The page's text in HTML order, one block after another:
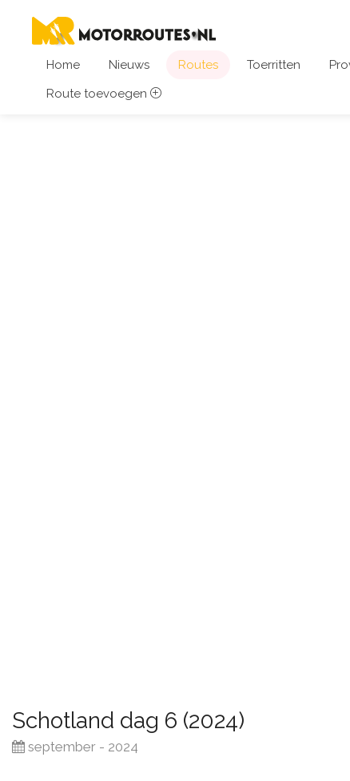
Home Nieuws Routes Toerritten
Route toevoegen
Schotland dag 6 (2024)
september - 2024